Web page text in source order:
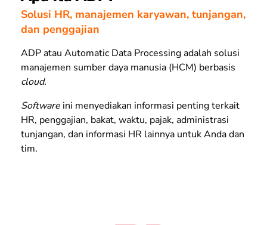
Solusi HR, manajemen karyawan, tunjangan,
dan penggajian
ADP atau Automatic Data Processing adalah solusi
manajemen sumber daya manusia (HCM) berbasis
cloud.
Software ini menyediakan informasi penting terkait
HR, penggajian, bakat, waktu, pajak, administrasi
tunjangan, dan informasi HR lainnya untuk Anda dan
tim.